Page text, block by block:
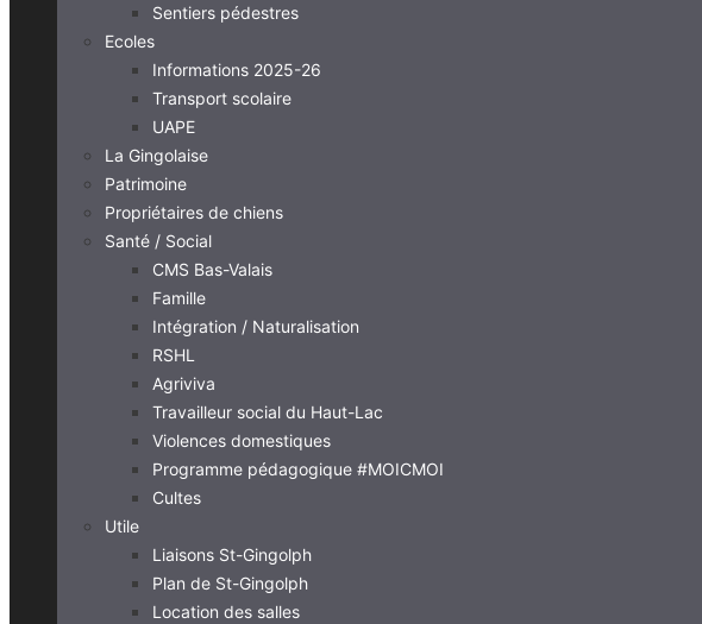
Sentiers pédestres
Ecoles
Informations 2025-26
Transport scolaire
UAPE
La Gingolaise
Patrimoine
Propriétaires de chiens
Santé / Social
CMS Bas-Valais
Famille
Intégration / Naturalisation
RSHL
Agriviva
Travailleur social du Haut-Lac
Violences domestiques
Programme pédagogique #MOICMOI
Cultes
Utile
Liaisons St-Gingolph
Plan de St-Gingolph
Location des salles